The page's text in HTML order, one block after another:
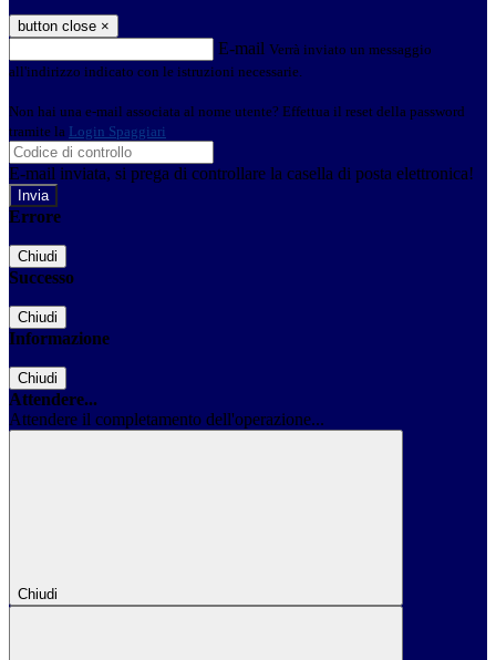
button close ×
E-mail Verrà inviato un messaggio
all'indirizzo indicato con le istruzioni necessarie.
Non hai una e-mail associata al nome utente? Effettua il reset della password
tramite la Login Spaggiari
E-mail inviata, si prega di controllare la casella di posta elettronica!
Errore
Chiudi
Successo
Chiudi
Informazione
Chiudi
Attendere...
Attendere il completamento dell'operazione...
Chiudi